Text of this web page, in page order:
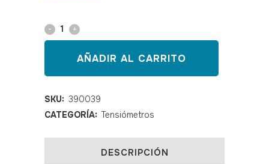
Tensiómetro
M2
basic
quantity
AÑADIR AL CARRITO
SKU: 390039
CATEGORÍA: Tensiómetros
DESCRIPCIÓN